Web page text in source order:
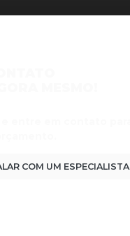
COM UM ESPECIALISTA